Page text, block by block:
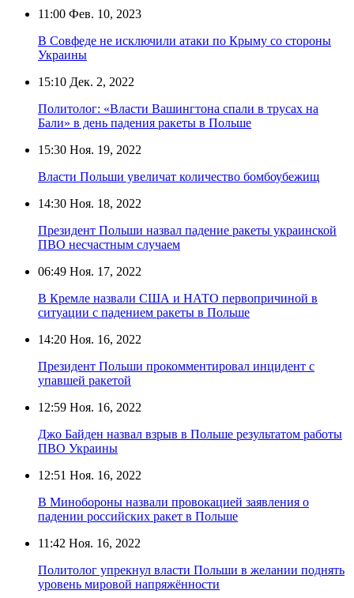
11:00 Фев. 10, 2023
В Совфеде не исключили атаки по Крыму со стороны
Украины
15:10 Дек. 2, 2022
Политолог: «Власти Вашингтона спали в трусах на
Бали» в день падения ракеты в Польше
15:30 Ноя. 19, 2022
Власти Польши увеличат количество бомбоубежищ
14:30 Ноя. 18, 2022
Президент Польши назвал падение ракеты украинской
ПВО несчастным случаем
06:49 Ноя. 17, 2022
В Кремле назвали США и НАТО первопричиной в
ситуации с падением ракеты в Польше
14:20 Ноя. 16, 2022
Президент Польши прокомментировал инцидент с
упавшей ракетой
12:59 Ноя. 16, 2022
Джо Байден назвал взрыв в Польше результатом работы
ПВО Украины
12:51 Ноя. 16, 2022
В Минобороны назвали провокацией заявления о
падении российских ракет в Польше
11:42 Ноя. 16, 2022
Политолог упрекнул власти Польши в желании поднять
уровень мировой напряжённости